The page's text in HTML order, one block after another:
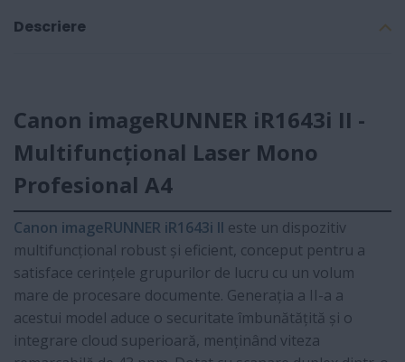
Descriere
Canon imageRUNNER iR1643i II -
Multifuncțional Laser Mono
Profesional A4
Canon imageRUNNER iR1643i II este un dispozitiv
multifuncțional robust și eficient, conceput pentru a
satisface cerințele grupurilor de lucru cu un volum
mare de procesare documente. Generația a II-a a
acestui model aduce o securitate îmbunătățită și o
integrare cloud superioară, menținând viteza